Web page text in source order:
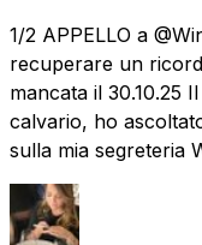
1/2 APPELLO a
recuperare un
mancata il 30.10.25
calvario, ho
sulla mia segreteria